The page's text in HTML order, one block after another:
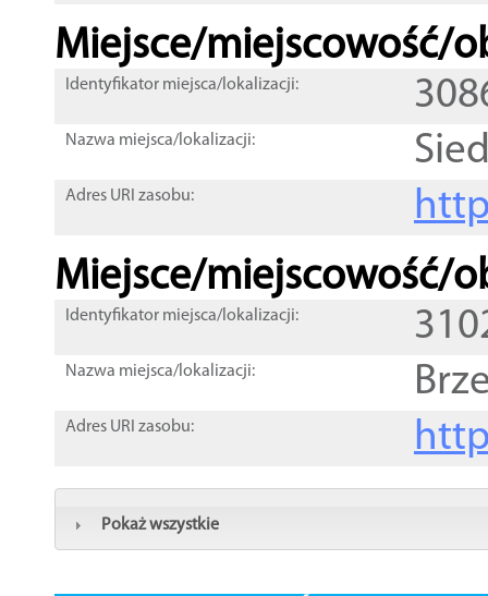
Miejsce/miejscowość/
Identyfikator miejsca/lokalizacji:
Nazwa miejsca/lokalizacji:
Adres URI zasobu:
Miejsce/miejscowość/
Identyfikator miejsca/lokalizacji:
Nazwa miejsca/lokalizacji:
Adres URI zasobu:
Pokaż wszystkie